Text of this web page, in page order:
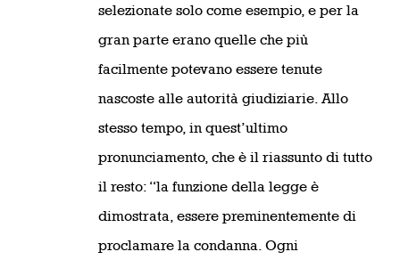
selezionate solo come esempio, e per la
gran parte erano quelle che più
facilmente potevano essere tenute
nascoste alle autorità giudiziarie. Allo
stesso tempo, in quest’ultimo
pronunciamento, che è il riassunto di tutto
il resto: “la funzione della legge è
dimostrata, essere preminentemente di
proclamare la condanna. Ogni